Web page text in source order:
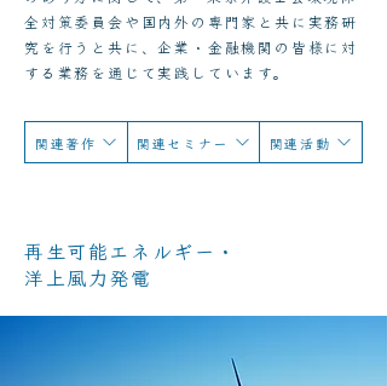
全対策委員会や国内外の専門家と共に実務研
究を行うと共に、企業・金融機関の皆様に対
する業務を通じて実践しています。
関連セミナー
関連著作 関連活動
再生可能エネルギー・
洋上風力発電